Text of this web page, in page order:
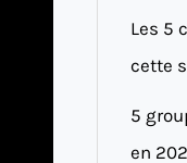
Les 5
cette
5
en